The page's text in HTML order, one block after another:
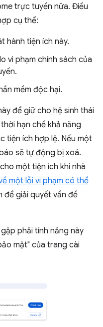
trực tuyến nữa. Điều
cụ thể:
hành tiện ích này.
vi phạm chính sách của
mềm độc hại.
để giữ cho hệ sinh thái
hạn chế khả năng
tiện ích hợp lệ. Nếu một
sẽ tự động bị xoá.
một tiện ích khi nhà
một lỗi vi phạm có thể
để giải quyết vấn đề
phải tính năng này
mật" của trang cài